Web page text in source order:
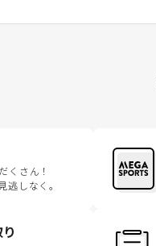
くさん！
逃しなく。